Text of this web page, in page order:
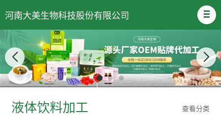
河南大美生物科技股份有限公司
查看分类
液体饮料加工